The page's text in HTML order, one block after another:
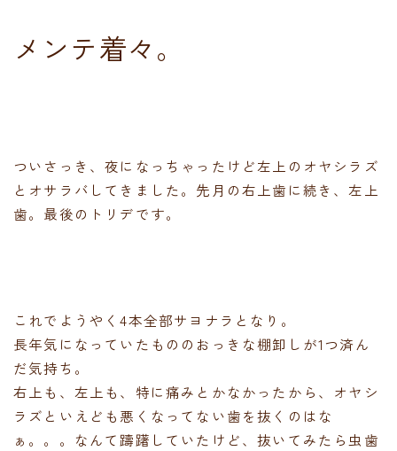
メンテ着々。
ついさっき、夜になっちゃったけど左上のオヤシラズ
とオサラバしてきました。先月の右上歯に続き、左上
歯。最後のトリデです。
これでようやく4本全部サヨナラとなり。
長年気になっていたもののおっきな棚卸しが1つ済ん
だ気持ち。
右上も、左上も、特に痛みとかなかったから、オヤシ
ラズといえども悪くなってない歯を抜くのはな
ぁ。。。なんて躊躇していたけど、抜いてみたら虫歯